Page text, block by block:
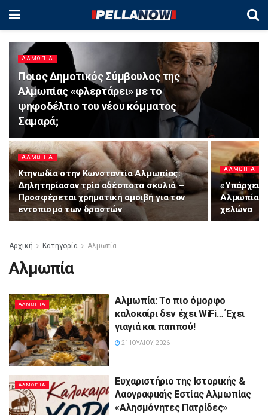
ΑΛΜΩΠΊΑ
Ποιος Δημοτικός Σύμβουλος της
Αλμωπίας «φλερτάρει» με το
ψηφοδέλτιο του νέου κόμματος
Σαμαρά;
ΑΛΜΩΠΊΑ
Κτηνωδία στην Κωνσταντία Αλμωπίας:
Δηλητηρίασαν τρία αδέσποτα σκυλιά –
Προσφέρεται χρηματική αμοιβή για τον
εντοπισμό των δραστών
ΑΛΜΩΠΊΑ
«Υπάρχει
Αλμωπία
χελώνα
Αρχική Κατηγορία Αλμωπία
Αλμωπία
ΑΛΜΩΠΊΑ
Αλμωπία: Το πιο όμορφο
καλοκαίρι δεν έχει WiFi… Έχει
γιαγιά και παππού!
21 ΙΟΥΛΊΟΥ, 2026
ΑΛΜΩΠΊΑ
Ευχαριστήριο της Ιστορικής &
Λαογραφικής Εστίας Αλμωπίας
«Αλησμόνητες Πατρίδες»